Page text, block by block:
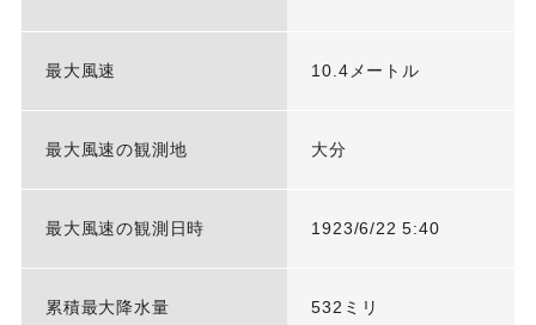
最大風速 10.4メートル
最大風速の観測地 大分
最大風速の観測日時 1923/6/22 5:40
累積最大降水量 532ミリ